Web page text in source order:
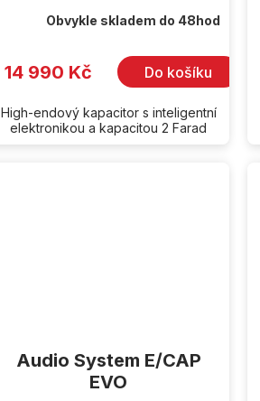
Obvykle skladem do 48hod
14 990 Kč Do košíku
High-endový kapacitor s inteligentní
elektronikou a kapacitou 2 Farad
Audio System E/CAP
EVO